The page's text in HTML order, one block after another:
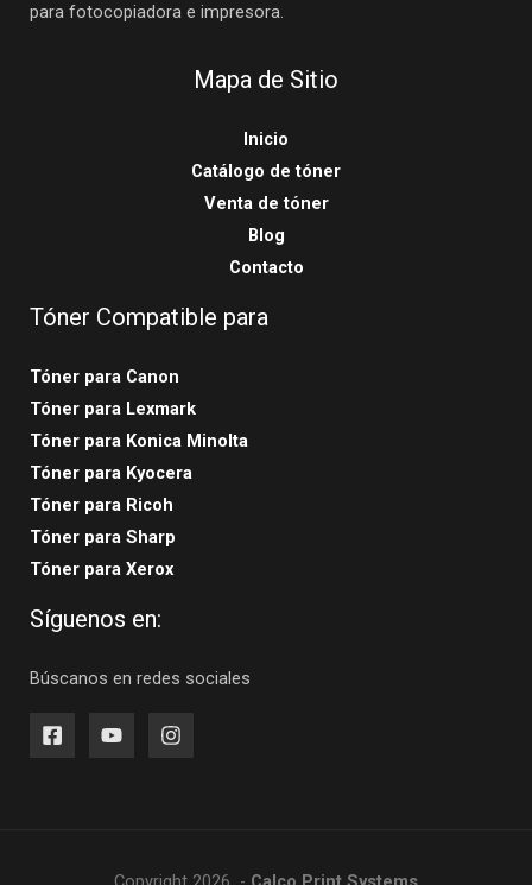
para fotocopiadora e impresora.
Mapa de Sitio
Inicio
Catálogo de tóner
Venta de tóner
Blog
Contacto
Tóner Compatible para
Tóner para Canon
Tóner para Lexmark
Tóner para Konica Minolta
Tóner para Kyocera
Tóner para Ricoh
Tóner para Sharp
Tóner para Xerox
Síguenos en:
Búscanos en redes sociales